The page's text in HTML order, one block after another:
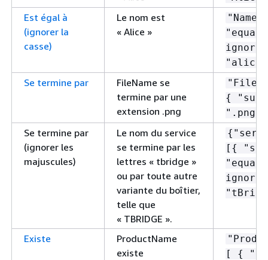
Est égal à
(ignorer la
casse)
Le nom est
« Alice »
Se termine par
FileName se
termine par une
extension .png
{
Se termine par
(ignorer les
majuscules)
Le nom du service
se termine par les
lettres « tbridge »
ou par toute autre
variante du boîtier,
telle que
« TBRIDGE ».
{
[ {
Existe
ProductName
existe
[ {